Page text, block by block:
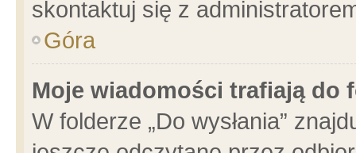
skontaktuj się z
Góra
Moje wiadomości trafiają do
W folderze „Do wysłania”